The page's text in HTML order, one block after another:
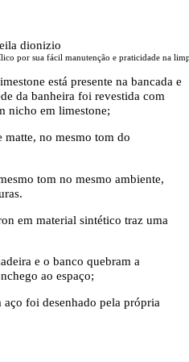
por sua fácil manutenção e praticidade na
está presente na bancada e
da banheira foi revestida com
nicho em limestone;
no mesmo tom do
tom no mesmo ambiente,
em material sintético traz uma
e o banco quebram a
ao espaço;
foi desenhado pela própria